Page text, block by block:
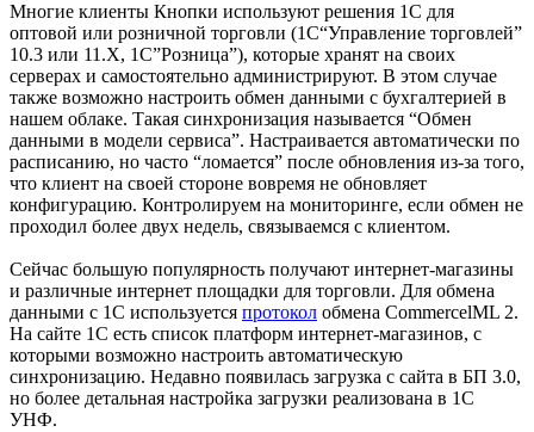
Многие клиенты Кнопки используют решения 1С для
оптовой или розничной торговли (1С“Управление торговлей”
10.3 или 11.Х, 1С”Розница”), которые хранят на своих
серверах и самостоятельно администрируют. В этом случае
также возможно настроить обмен данными с бухгалтерией в
нашем облаке. Такая синхронизация называется “Обмен
данными в модели сервиса”. Настраивается автоматически по
расписанию, но часто “ломается” после обновления из-за того,
что клиент на своей стороне вовремя не обновляет
конфигурацию. Контролируем на мониторинге, если обмен не
проходил более двух недель, связываемся с клиентом.
Сейчас большую популярность получают интернет-магазины
и различные интернет площадки для торговли. Для обмена
данными с 1С используется протокол обмена CommercelML 2.
На сайте 1С есть список платформ интернет-магазинов, с
которыми возможно настроить автоматическую
синхронизацию. Недавно появилась загрузка с сайта в БП 3.0,
но более детальная настройка загрузки реализована в 1С
УНФ.